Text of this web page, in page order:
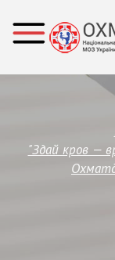
"Здай кров —